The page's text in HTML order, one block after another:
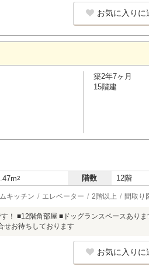
お気に入りに
築2年7ヶ月
15階建
2 階数 12階
キッチン エレベーター 2階以上 間取り
！ ■12階角部屋 ■ドッグランスペースあり
お待ちしております
お気に入りに